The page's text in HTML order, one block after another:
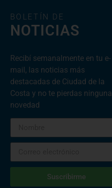
BOLETÍN DE
NOTICIAS
Recibí semanalmente en tu e-
mail, las noticias más
destacadas de Ciudad de la
Costa y no te pierdas ninguna
novedad
Suscribirme